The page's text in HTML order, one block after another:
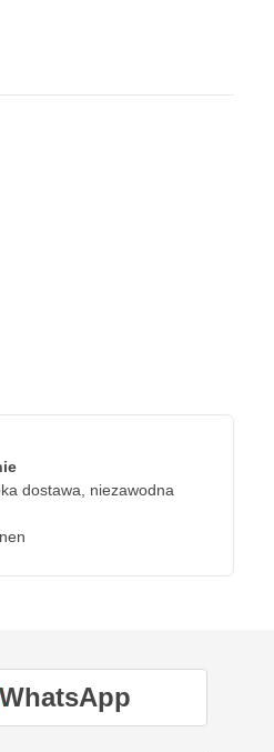
dostawa, niezawodna
WhatsApp